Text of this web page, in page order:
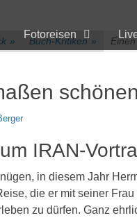
Fotoreisen
» Buch-Kritiken »
IRAN-
in diesem Jahr
die er mit seiner
zu dürfen. Ganz